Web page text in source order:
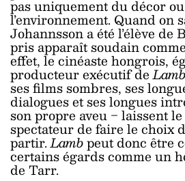
pas uniquement du décor
l’environnement. Quand on
Johannsson a été l’élève de
pris apparaît soudain
effet, le cinéaste hongrois,
producteur exécutif deLamb
ses films sombres, ses
dialogues et ses longues
son propre aveu ‒ laissent
spectateur de faire le choix
partir.Lambpeut donc être
certains égards comme un
de Tarr.